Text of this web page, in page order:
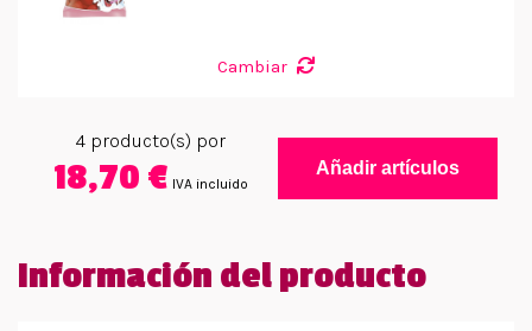
Cambiar
4producto(s) por
18,70 € IVA incluido
Añadir artículos
Información del producto